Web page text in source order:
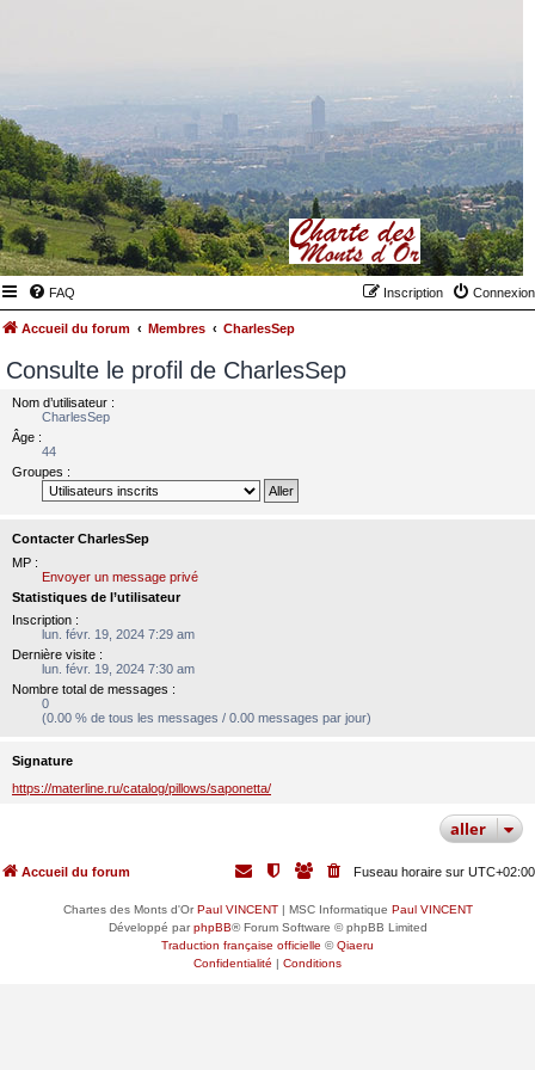
FAQ Connexion
Inscription
Accueil du forum Membres CharlesSep
Consulte le profil de CharlesSep
Nom d’utilisateur :
CharlesSep
Âge :
44
Groupes :
Contacter CharlesSep
MP :
Envoyer un message privé
Statistiques de l’utilisateur
Inscription :
lun. févr. 19, 2024 7:29 am
Dernière visite :
lun. févr. 19, 2024 7:30 am
Nombre total de messages :
0
(0.00 % de tous les messages / 0.00 messages par jour)
Signature
https://materline.ru/catalog/pillows/saponetta/
aller
Accueil du forum Fuseau horaire sur UTC+02:00
Chartes des Monts d'OrPaul VINCENT| MSC Informatique Paul VINCENT
Développé parphpBB® Forum Software © phpBB Limited
Traduction française officielle ©Qiaeru
Confidentialité | Conditions